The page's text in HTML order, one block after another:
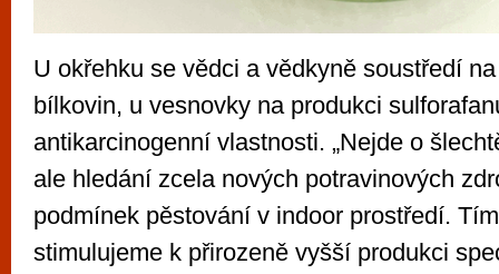
U okřehku se vědci a vědkyně soustředí
bílkovin, u vesnovky na produkci
antikarcinogenní vlastnosti. „Nejde o
ale hledání zcela nových potravinových
podmínek pěstování v indoor prostředí.
stimulujeme k přirozeně vyšší produkci